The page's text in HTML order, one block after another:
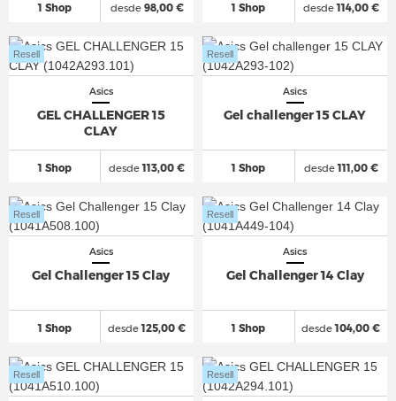
1 Shop desde98,00 € 1 Shop desde114,00 €
Asics
GEL CHALLENGER 15
CLAY
1 Shop
Resell
desde113,00 €
Asics
Gel challenger 15 CLAY
1 Shop
Resell
desde111,00 €
Asics
Gel Challenger 15 Clay
1 Shop
Resell
desde125,00 €
Asics
Gel Challenger 14 Clay
1 Shop
Resell
desde104,00 €
Resell Resell